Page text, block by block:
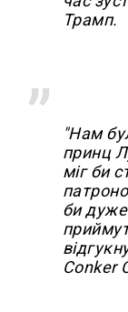
Трамп.
"Нам
принц
міг би
би
Conker